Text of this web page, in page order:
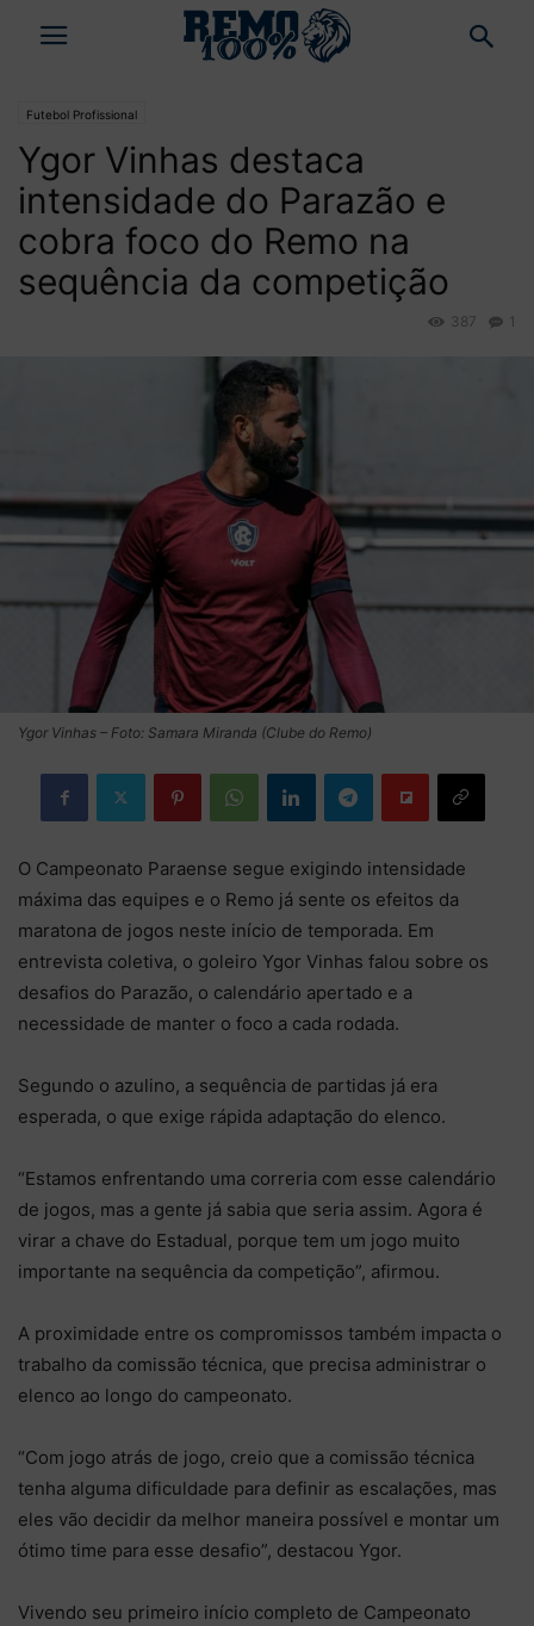
Futebol Profissional
Ygor Vinhas destaca
intensidade do Parazão e
cobra foco do Remo na
sequência da competição
1
387
Ygor Vinhas – Foto: Samara Miranda (Clube do Remo)
O Campeonato Paraense segue exigindo intensidade
máxima das equipes e o Remo já sente os efeitos da
maratona de jogos neste início de temporada. Em
entrevista coletiva, o goleiro Ygor Vinhas falou sobre os
desafios do Parazão, o calendário apertado e a
necessidade de manter o foco a cada rodada.
Segundo o azulino, a sequência de partidas já era
esperada, o que exige rápida adaptação do elenco.
“Estamos enfrentando uma correria com esse calendário
de jogos, mas a gente já sabia que seria assim. Agora é
virar a chave do Estadual, porque tem um jogo muito
importante na sequência da competição”, afirmou.
A proximidade entre os compromissos também impacta o
trabalho da comissão técnica, que precisa administrar o
elenco ao longo do campeonato.
“Com jogo atrás de jogo, creio que a comissão técnica
tenha alguma dificuldade para definir as escalações, mas
eles vão decidir da melhor maneira possível e montar um
ótimo time para esse desafio”, destacou Ygor.
Vivendo seu primeiro início completo de Campeonato